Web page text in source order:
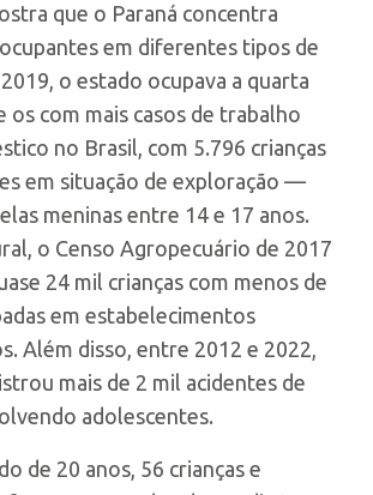
que o Paraná concentra
em diferentes tipos de
o estado ocupava a quarta
os com mais casos de trabalho
no Brasil, com 5.796 crianças
em situação de exploração —
meninas entre 14 e 17 anos.
o Censo Agropecuário de 2017
24 mil crianças com menos de
em estabelecimentos
Além disso, entre 2012 e 2022,
mais de 2 mil acidentes de
adolescentes.
de 20 anos, 56 crianças e